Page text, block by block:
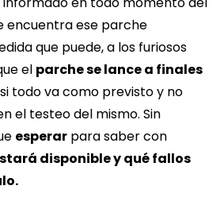
encuentra ese parche
que puede, a los furiosos
el parche se lance a finales
si todo va como previsto y no
el testeo del mismo. Sin
esperar para saber con
disponible y qué fallos